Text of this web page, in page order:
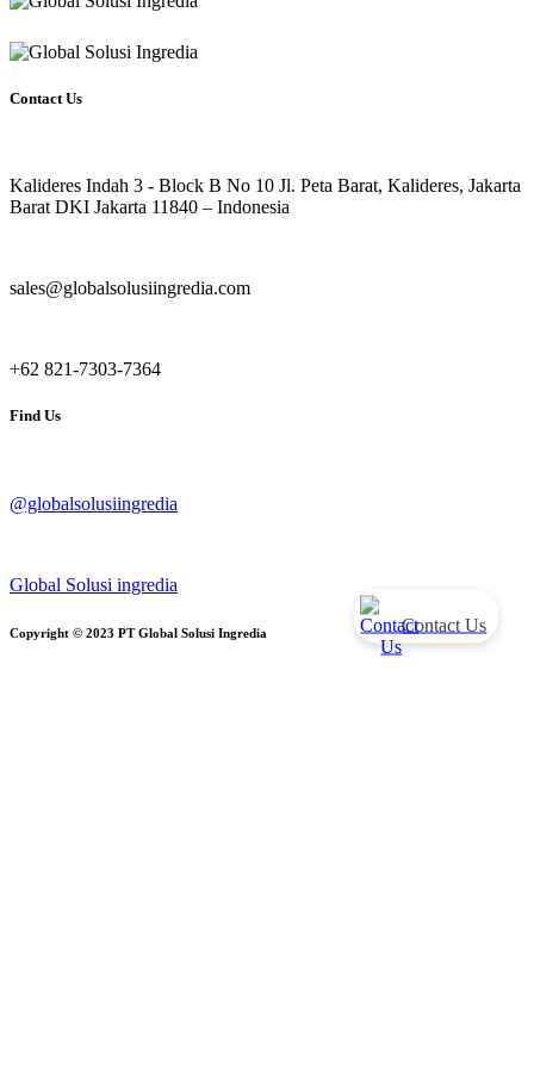
Contact Us
Kalideres Indah 3 - Block B No 10 Jl. Peta Barat, Kalideres, Jakarta
Barat DKI Jakarta 11840 – Indonesia
sales@globalsolusiingredia.com
+62 821-7303-7364
Find Us
@globalsolusiingredia
Global Solusi ingredia
Copyright © 2023 PT Global Solusi Ingredia Contact Us